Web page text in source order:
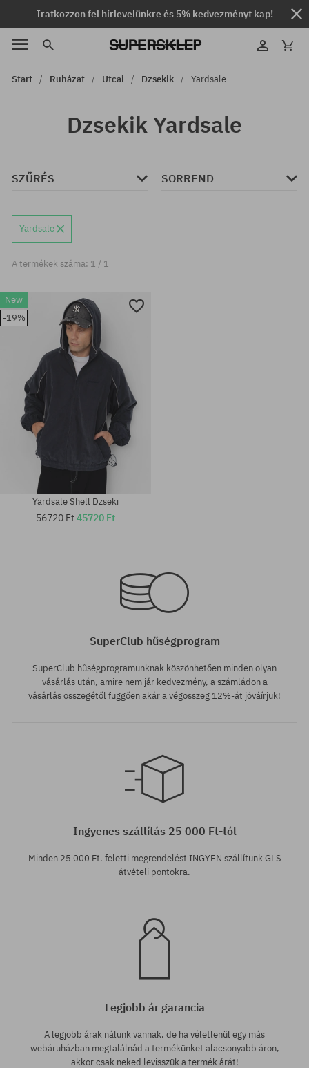
Iratkozzon fel hírlevelünkre és 5% kedvezményt kap!
Start Ruházat Utcai Dzsekik Yardsale
Dzsekik Yardsale
SZŰRÉS SORREND
Yardsale
A termékek száma: 1 / 1
New
-19%
Yardsale Shell Dzseki
56720 Ft45720 Ft
SuperClub hűségprogram
SuperClub hűségprogramunknak köszönhetően minden olyan
vásárlás után, amire nem jár kedvezmény, a számládon a
vásárlás összegétől függően akár a végösszeg 12%-át jóváírjuk!
Ingyenes szállítás 25 000 Ft-tól
Minden 25 000 Ft. feletti megrendelést INGYEN szállítunk GLS
átvételi pontokra.
Legjobb ár garancia
A legjobb árak nálunk vannak, de ha véletlenül egy más
webáruházban megtalálnád a termékünket alacsonyabb áron,
akkor csak neked levisszük a termék árát!